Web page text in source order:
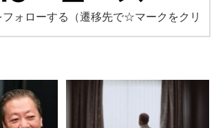
ォローする
（遷移先で☆マークをクリ